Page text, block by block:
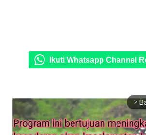
Ikuti Whatsapp Channel
arrow_forward_ios